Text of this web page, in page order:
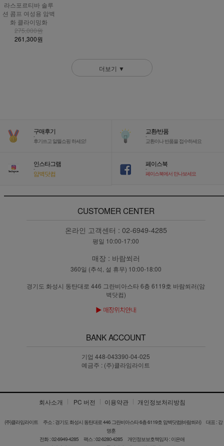
라스포르티바 솔루
션 콤프 여성용 암벽
화 클라이밍화
275,000원
261,300원
더보기 ▼
구매후기
-
후기쓰고 알뜰쇼핑 하세요!
교환/반품
-
교환이나 반품을 접수하세요
인스타그램
-
암벽닷컴
페이스북
-
페이스북에서 만나보세요
CUSTOMER CENTER
온라인 고객센터 : 02-6949-4285
평일 10:00-17:00
매장 : 바람쐬러
360일 (추석, 설 휴무) 10:00-18:00
경기도 화성시 동탄대로 446 그란비아스타 6층 6119호 바람쐬러(암
벽닷컴)
BANK ACCOUNT
기업 448-043390-04-025
예금주 : (주)클라임라이트
회사소개 PC 버전 이용약관 개인정보처리방침
(주)클라임라이트 주소 : 경기도 화성시 동탄대로 446 그란비아스타 6층 6119호 암벽닷컴(바람쐬러)
대표 : 강
명훈
전화 : 02-6949-4285
팩스 : 02-6280-4285
개인정보보호책임자 : 이은애